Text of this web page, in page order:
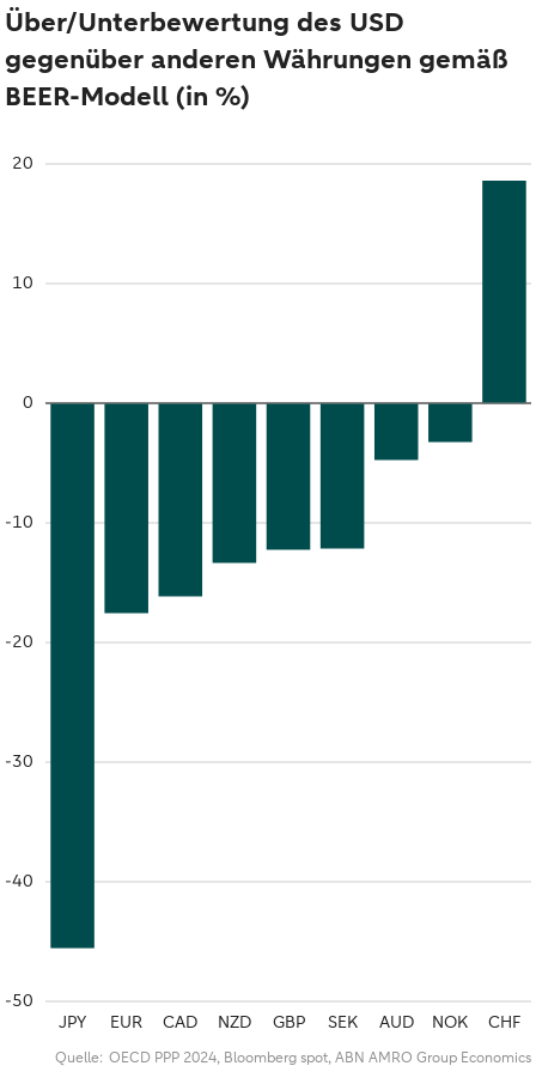
Über/Unterbewertung des USD
gegenüber anderen Währungen gemäß
BEER-Modell (in %)
JPY EUR CAD NZD GBP SEK AUD NOK CHF
-50
-40
-30
-20
-10
0
10
20
Quelle: OECD PPP 2024, Bloomberg spot, ABN AMRO Group Economics